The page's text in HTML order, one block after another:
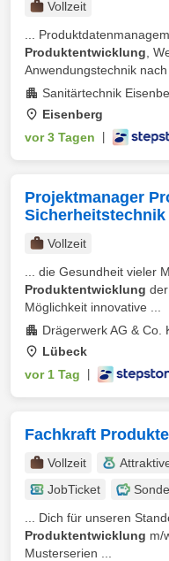
Vollzeit
...
Produktentwicklung ,
Anwendungstechnik nach
Sanitärtechnik
Eisenberg
vor 3 Tagen
Projektmanager
Sicherheitstechnik
Vollzeit
... die Gesundheit vieler
Produktentwicklung
Möglichkeit innovative ...
Drägerwerk AG & Co.
Lübeck
vor 1 Tag
Fachkraft
Vollzeit
JobTicket
... Dich für unseren
Produktentwicklung m/
Musterserien ...